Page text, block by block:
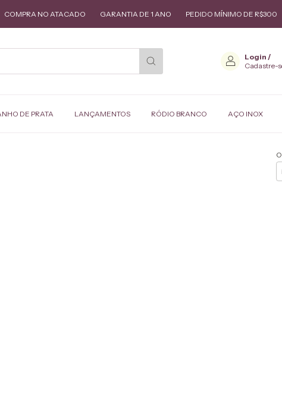
NO ATACADO GARANTIA DE 1 ANO PEDIDO MÍNIMO DE R$300
Login /
Cadastre-
DE PRATA LANÇAMENTOS RÓDIO BRANCO AÇO INOX